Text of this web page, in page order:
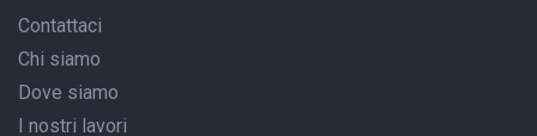
Contattaci
Chi siamo
Dove siamo
I nostri lavori